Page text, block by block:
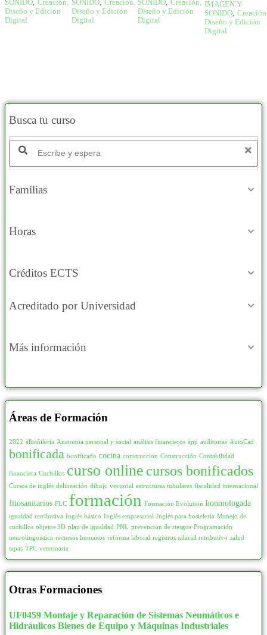
SONIDO Creación,
Diseño y Edición
Digital
SONIDO, Creación,
Diseño y Edición
Digital
SONIDO Creación,
Diseño y Edición
Digital
IMAGEN Y
SONIDO,
Diseño y Edición
Digital
Busca tu curso
Famílias
Horas
Créditos ECTS
Acreditado por Universidad
Más información
Áreas de Formación
2022 albañilería Anatomia personal y social análisis financieros app auditorias AutoCad
bonificada bonificado cocina construccion Construcción Contabilidad
financiera Cuchillos curso online cursos bonificados
Cursos de inglés delineación dibujo vectorial estructuras tubulares fiscalidad internacional
fitosanitarios FLC formación Formación Evolution honmologada
igualdad retributiva Inglés básico Inglés empresarial Inglés para hostelería Manejo de
cuchillos objetos 3D plan de igualdad PNL prevencion de riesgos Programación
neurolinguistica recursos humanos reforma laboral registros salarial retributivo salud
tapas TPC veterinaria
Otras Formaciones
UF0459 Montaje y Reparación de Sistemas Neumáticos e
Hidráulicos Bienes de Equipo y Máquinas Industriales